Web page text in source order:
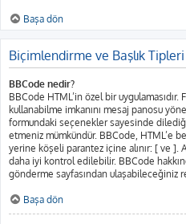
Başa dön
Biçimlendirme ve Başlık Tipleri
BBCode nedir?
BBCode HTML’in özel bir uygulamasıdır.
kullanabilme imkanını mesaj panosu
formundaki seçenekler sayesinde
etmeniz mümkündür. BBCode, HTML’e
yerine köşeli parantez içine alınır: [ ve ].
daha iyi kontrol edilebilir. BBCode
gönderme sayfasından ulaşabileceğiniz
Başa dön